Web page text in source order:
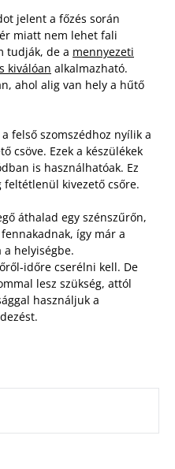
jelent a főzés során
miatt nem lehet fali
tudják, de a mennyezeti
kiválóan alkalmazható.
ahol alig van hely a hűtő
felső szomszédhoz nyílik a
csöve. Ezek a készülékek
is használhatóak. Ez
kivezető csőre.
áthalad egy szénszűrőn,
így már a
a helyiségbe.
időre cserélni kell. De
lesz szükség, attól
használjuk a